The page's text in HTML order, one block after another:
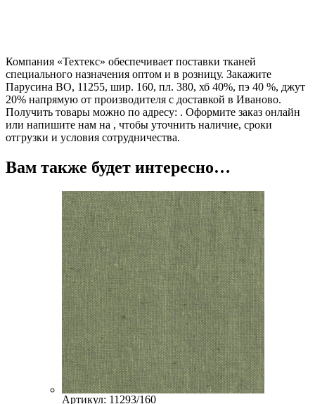
Компания «Техтекс» обеспечивает поставки тканей
специального назначения оптом и в розницу. Закажите
Парусина ВО, 11255, шир. 160, пл. 380, хб 40%, пэ 40 %, джут
20% напрямую от производителя с доставкой в Иваново.
Получить товары можно по адресу: . Оформите заказ онлайн
или напишите нам на , чтобы уточнить наличие, сроки
отгрузки и условия сотрудничества.
Вам также будет интересно…
Артикул: 11293/160